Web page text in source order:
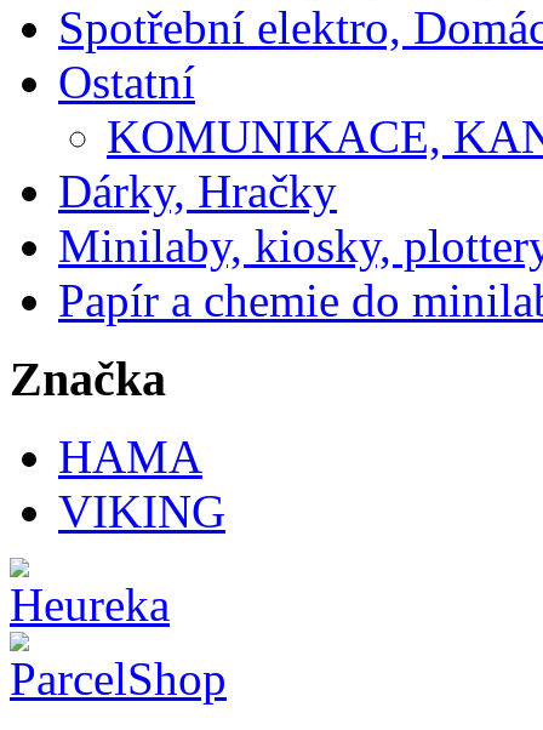
Spotřební elektro,
Ostatní
KOMUNIKACE,
Dárky, Hračky
Minilaby, kiosky,
Papír a chemie do
Značka
HAMA
VIKING